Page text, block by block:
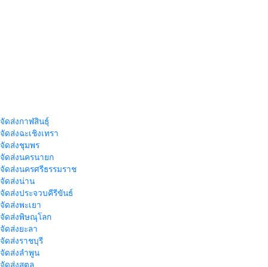
ดส่งกาฬสินธุ์
ดส่งฉะเชิงเทรา
ดส่งชุมพร
ดส่งนครนายก
ดส่งนครศรีธรรมราช
ดส่งน่าน
ดส่งประจวบคีรีขันธ์
ดส่งพะเยา
ดส่งพิษณุโลก
ดส่งยะลา
ดส่งราชบุรี
ดส่งลำพูน
ดส่งสตูล